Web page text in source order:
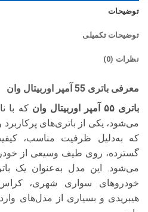
توضیحات
توضیحات تکمیلی
نظرات (0)
معرفی باتری 55 آمپر اوربیتال وان
باتری ۵۵ آمپر اوربیتال وان
که با
می‌شود، یکی از باتری‌های
که به‌دلیل ظرفیت مناسب،
گسترده، روی طیف وسیعی از
می‌شود. این مدل به‌عنوان یک
خودروهای سواری شهری،
هیبریدی و بسیاری از مدل‌های